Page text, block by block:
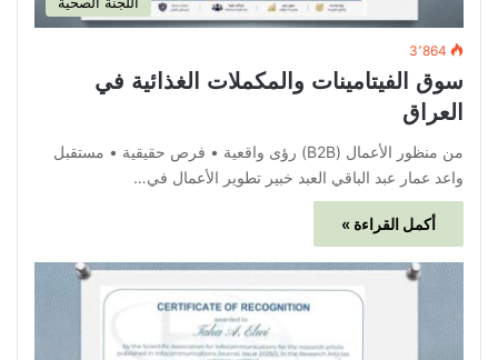
3٬864
سوق الفيتامينات والمكملات الغذائية في
العراق
من منظور الأعمال (B2B) رؤى واقعية • فرص حقيقية • مستقبل
واعد عمار عبد الباقي العبد خبير تطوير الأعمال في…
أكمل القراءة »